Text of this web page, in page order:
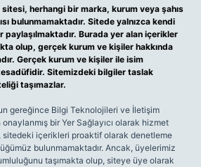
herhangi bir marka, kurum veya şahıs
bulunmamaktadır. Sitede yalnızca kendi
paylaşılmaktadır. Burada yer alan içerikler
olup, gerçek kurum ve kişiler hakkında
Gerçek kurum ve kişiler ile isim
Sitemizdeki bilgiler taslak
taşımazlar.
gereğince Bilgi Teknolojileri ve İletişim
bir Yer Sağlayıcı olarak hizmet
sitedeki içerikleri proaktif olarak denetleme
bulunmamaktadır. Ancak, üyelerimiz
taşımakta olup, siteye üye olarak